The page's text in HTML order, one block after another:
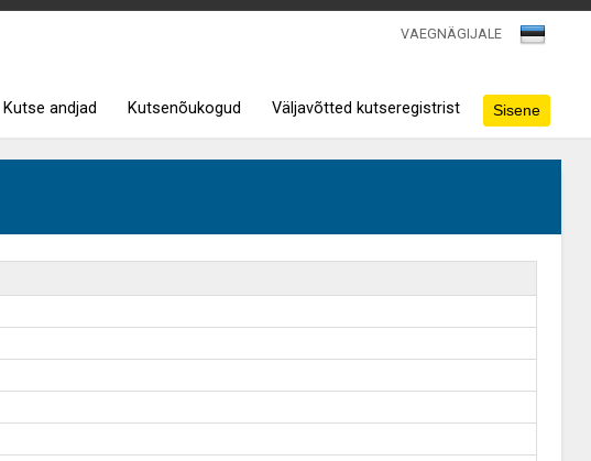
VAEGNÄGIJALE
Kutse andjad Kutsenõukogud Väljavõtted kutseregistrist